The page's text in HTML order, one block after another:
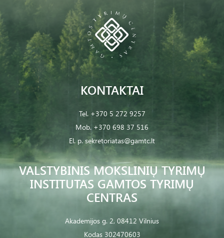
VALSTYBINIS MOKSLINIŲ TYRIMŲ
INSTITUTAS GAMTOS TYRIMŲ
CENTRAS
Akademijos g. 2, 08412 Vilnius
Kodas 302470603
KONTAKTAI
Tel. +370 5 272 9257
Mob. +370 698 37 516
El. p. sekretoriatas@gamtc.lt